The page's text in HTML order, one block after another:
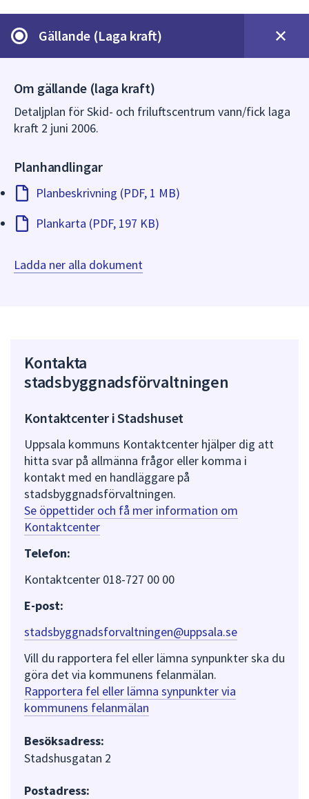
Gällande (Laga kraft)
Om gällande (laga kraft)
Detaljplan för Skid- och friluftscentrum vann/fick laga
kraft 2 juni 2006.
Planhandlingar
Planbeskrivning (PDF, 1 MB)
Plankarta (PDF, 197 KB)
Ladda ner alla dokument
Kontakta
stadsbyggnadsförvaltningen
Kontaktcenter i Stadshuset
Uppsala kommuns Kontaktcenter hjälper dig att
hitta svar på allmänna frågor eller komma i
kontakt med en handläggare på
stadsbyggnadsförvaltningen.
Se öppettider och få mer information om
Kontaktcenter
Telefon:
Kontaktcenter 018-727 00 00
E-post:
stadsbyggnadsforvaltningen@uppsala.se
Vill du rapportera fel eller lämna synpunkter ska du
göra det via kommunens felanmälan.
Rapportera fel eller lämna synpunkter via
kommunens felanmälan
Besöksadress:
Stadshusgatan 2
Postadress: